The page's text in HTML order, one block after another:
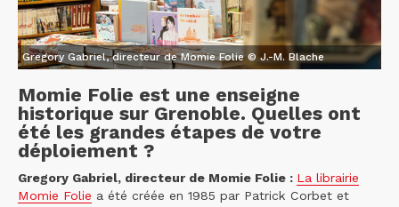
Gregory Gabriel, directeur de Momie Folie © J.-M. Blache
Momie Folie est une enseigne
historique sur Grenoble. Quelles ont
été les grandes étapes de votre
déploiement ?
Gregory Gabriel, directeur de Momie Folie : La librairie
Momie Folie a été créée en 1985 par Patrick Corbet et